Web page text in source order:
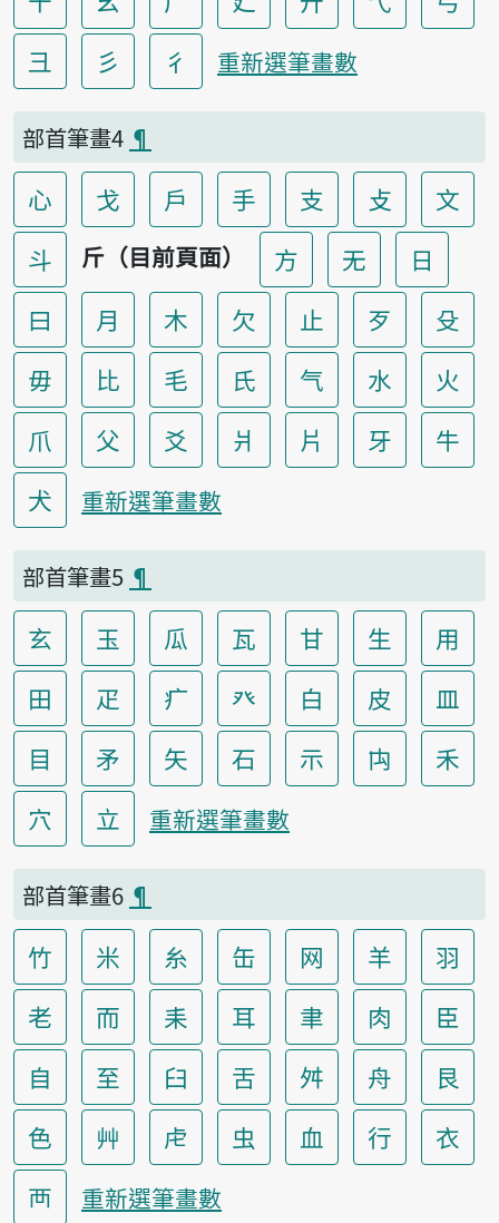
彐
彡 彳 重新選筆畫數
部首筆畫4 ¶
心 戈 戶 手 支 攴
文
斗
斤（目前頁面） 方 无
日
曰
月 木 欠 止 歹
殳
毋
比 毛 氏 气 水
火
爪
父 爻 爿 片 牙
牛
犬
重新選筆畫數
部首筆畫5 ¶
玄 玉 瓜 瓦 甘 生
用
田
疋 疒 癶 白 皮
皿
目
矛 矢 石 示 禸
禾
穴
立 重新選筆畫數
部首筆畫6 ¶
竹 米 糸 缶 网 羊
羽
老
而 耒 耳 聿 肉
臣
自
至 臼 舌 舛 舟
艮
色
艸 虍 虫 血 行
衣
襾
重新選筆畫數